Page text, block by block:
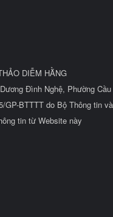
DIỄM HẰNG
Đình Nghệ, Phường
BTTTT do Bộ Thông tin
tin từ Website này